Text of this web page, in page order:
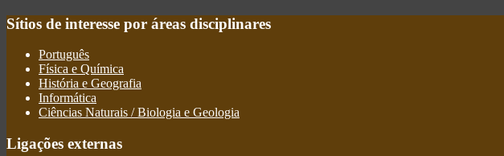
Sítios de interesse por áreas disciplinares
Português
Física e Química
História e Geografia
Informática
Ciências Naturais / Biologia e Geologia
Ligações externas